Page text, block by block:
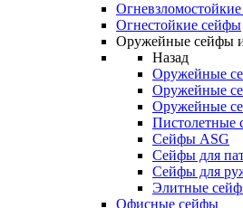
Огнестойкие сейфы
Оружейные сейфы
Назад
Оружейные
Оружейные
Оружейные
Пистолетные
Сейфы ASG
Сейфы для
Сейфы для
Элитные
Офисные сейфы